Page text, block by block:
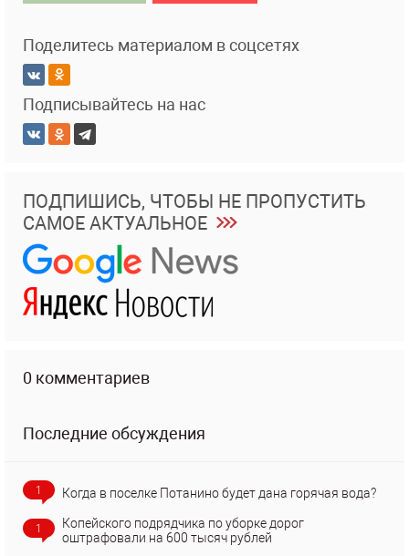
Поделитесь материалом в соцсетях
Подписывайтесь на нас
ПОДПИШИСЬ, ЧТОБЫ НЕ ПРОПУСТИТЬ
САМОЕ АКТУАЛЬНОЕ
0 комментариев
Последние обсуждения
1 Когда в поселке Потанино будет дана горячая вода?
1
Копейского подрядчика по уборке дорог
оштрафовали на 600 тысяч рублей